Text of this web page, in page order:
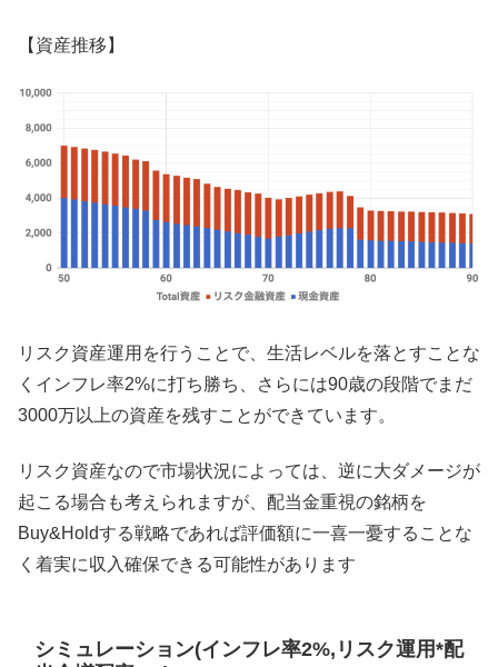
【資産推移】
リスク資産運用を行うことで、生活レベルを落とすことな
くインフレ率2%に打ち勝ち、さらには90歳の段階でまだ
3000万以上の資産を残すことができています。
リスク資産なので市場状況によっては、逆に大ダメージが
起こる場合も考えられますが、配当金重視の銘柄を
Buy&Holdする戦略であれば評価額に一喜一憂することな
く着実に収入確保できる可能性があります
シミュレーション(インフレ率2%,リスク運用*配